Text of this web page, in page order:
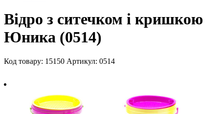
Відро з ситечком і кришкою
Юника (0514)
Код товару: 15150 Артикул: 0514